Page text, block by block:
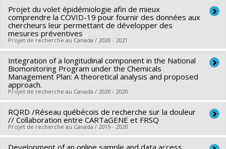
Programmes de subvention :PVXXXXXX-(PJT) Subvention
Projet
Co-chercheurs : Philippe Broët
Sources de financement :IRSC/Instituts de recherche en
santé du Canada
Programmes de subvention :PVXXXXXX-Subvention de
fonctionnement (COVID-19)
Projet du volet épidémiologie afin de mieux
comprendre la COVID-19 pour fournir des données aux
chercheurs leur permettant de développer des
mesures préventives
Projet de recherche au Canada / 2020 - 2021
Chercheur principal : Philippe Broët
Sources de financement :Fondation de l'Hôpital Ste-Justine
Programmes de subvention :
Integration of a longitudinal component in the National
Biomonitoring Program under the Chemicals
Management Plan: A theoretical analysis and proposed
approach.
Projet de recherche au Canada / 2020 - 2020
Chercheur principal : Philippe Broët
Sources de financement :Santé Canada
Programmes de subvention :
RQRD /Réseau québécois de recherche sur la douleur
// Collaboration entre CARTaGENE et FRSQ
Projet de recherche au Canada / 2019 - 2020
Development of an online sample and data access